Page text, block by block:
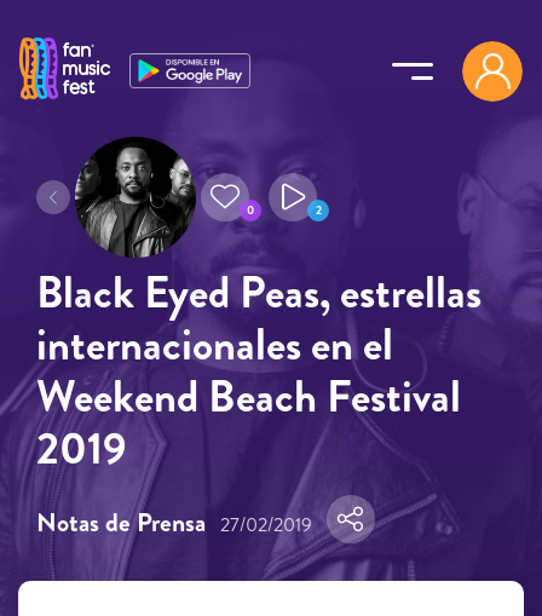
0 2
Notas de Prensa 27/02/2019
Black Eyed Peas, estrellas
internacionales en el
Weekend Beach Festival
2019